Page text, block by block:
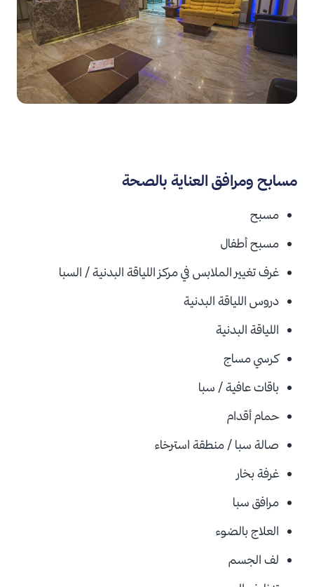
مسابح ومرافق العناية بالصحة
مسبح
مسبح أطفال
غرف تغيير الملابس في مركز اللياقة البدنية / السبا
دروس اللياقة البدنية
اللياقة البدنية
كرسي مساج
باقات عافية / سبا
حمام أقدام
صالة سبا / منطقة استرخاء
غرفة بخار
مرافق سبا
العلاج بالضوء
لف الجسم